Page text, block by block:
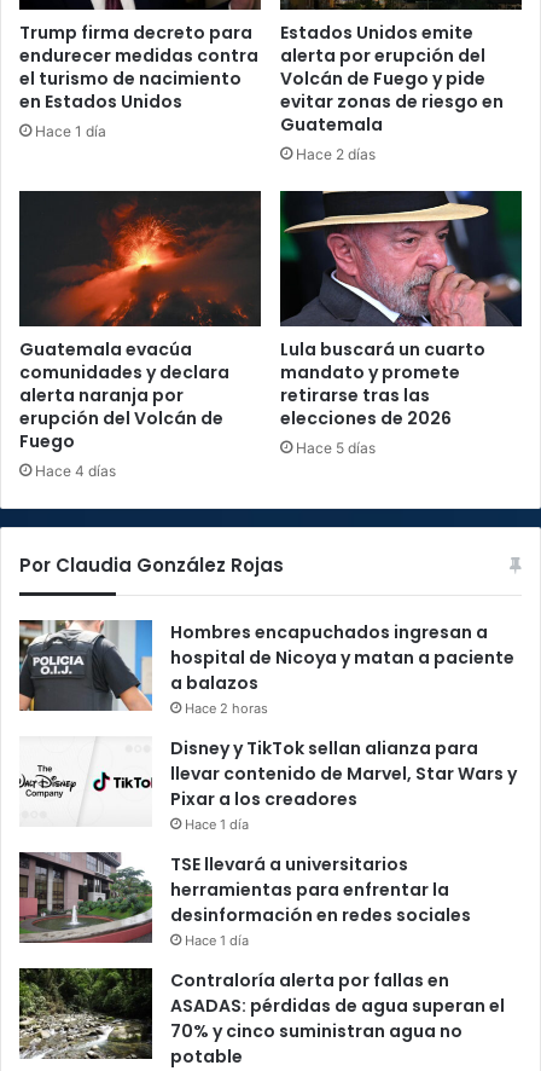
Trump firma decreto para
endurecer medidas contra
el turismo de nacimiento
en Estados Unidos
Hace 1 día
Estados Unidos emite
alerta por erupción del
Volcán de Fuego y pide
evitar zonas de riesgo en
Guatemala
Hace 2 días
Guatemala evacúa
comunidades y declara
alerta naranja por
erupción del Volcán de
Fuego
Hace 4 días
Lula buscará un cuarto
mandato y promete
retirarse tras las
elecciones de 2026
Hace 5 días
Por Claudia González Rojas
Hombres encapuchados ingresan a
hospital de Nicoya y matan a paciente
a balazos
Hace 2 horas
Disney y TikTok sellan alianza para
llevar contenido de Marvel, Star Wars y
Pixar a los creadores
Hace 1 día
TSE llevará a universitarios
herramientas para enfrentar la
desinformación en redes sociales
Hace 1 día
Contraloría alerta por fallas en
ASADAS: pérdidas de agua superan el
70% y cinco suministran agua no
potable